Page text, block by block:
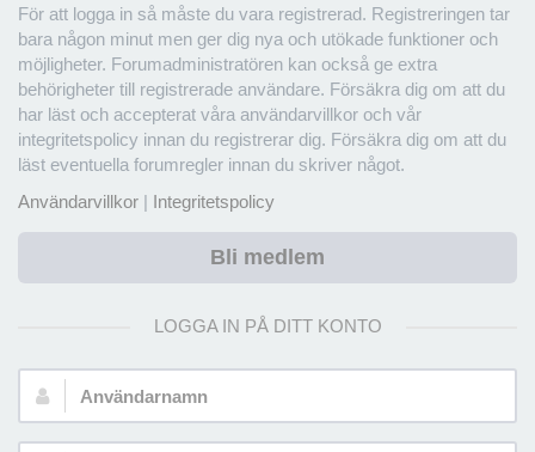
För att logga in så måste du vara registrerad. Registreringen tar
bara någon minut men ger dig nya och utökade funktioner och
möjligheter. Forumadministratören kan också ge extra
behörigheter till registrerade användare. Försäkra dig om att du
har läst och accepterat våra användarvillkor och vår
integritetspolicy innan du registrerar dig. Försäkra dig om att du
läst eventuella forumregler innan du skriver något.
Användarvillkor | Integritetspolicy
Bli medlem
LOGGA IN PÅ DITT KONTO
Användarnamn: